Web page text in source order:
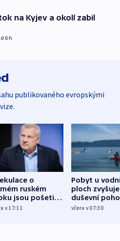
na Kyjev a okolí zabil
6h
publikovaného evropskými
o
ruském
jsou pošetilé,
estonský
v 17:11
Pobyt u
ploch zvyšuje
duševní
ukázala
včera v 07:30